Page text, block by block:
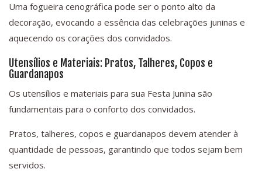
Uma fogueira cenográfica pode ser o ponto alto da
decoração, evocando a essência das celebrações juninas e
aquecendo os corações dos convidados.
Utensílios e Materiais: Pratos, Talheres, Copos e
Guardanapos
Os utensílios e materiais para sua Festa Junina são
fundamentais para o conforto dos convidados.
Pratos, talheres, copos e guardanapos devem atender à
quantidade de pessoas, garantindo que todos sejam bem
servidos.